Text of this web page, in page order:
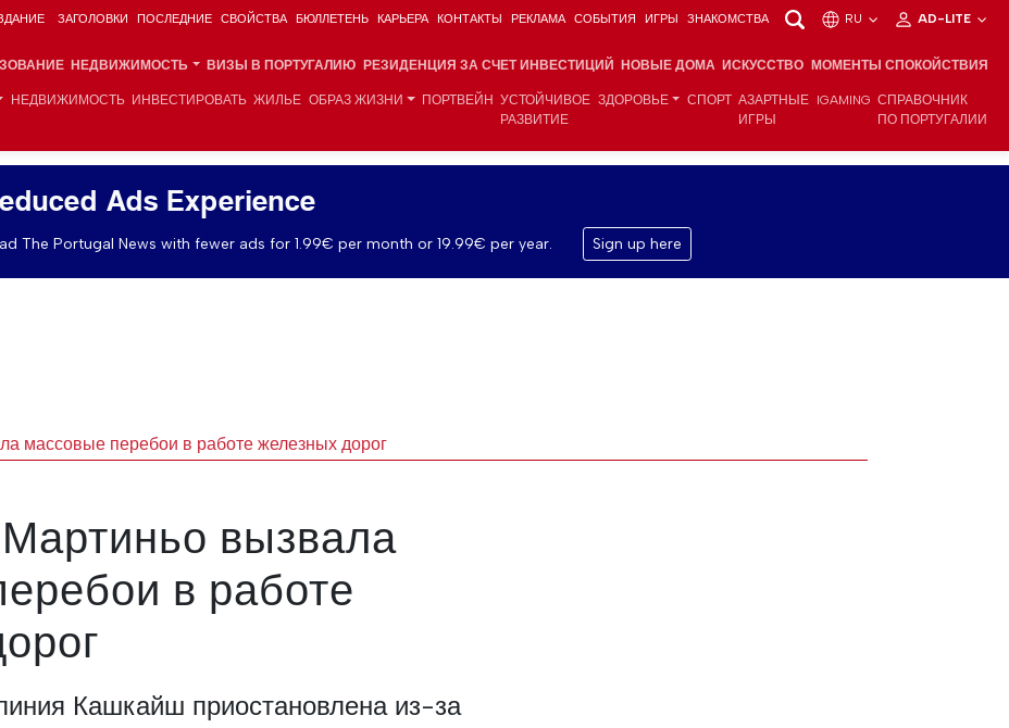
ЗАГОЛОВКИ ПОСЛЕДНИЕ СВОЙСТВА БЮЛЛЕТЕНЬ КАРЬЕРА КОНТАКТЫ РЕКЛАМА СОБЫТИЯ ИГРЫ ЗНАКОМСТВА RU AD-LITE
НЕДВИЖИМОСТЬ ВИЗЫ В ПОРТУГАЛИЮ РЕЗИДЕНЦИЯ ЗА СЧЕТ ИНВЕСТИЦИЙ НОВЫЕ ДОМА ИСКУССТВО МОМЕНТЫ СПОКОЙСТВИЯ
НЕДВИЖИМОСТЬ ИНВЕСТИРОВАТЬ ЖИЛЬЕ ОБРАЗ ЖИЗНИ ПОРТВЕЙН УСТОЙЧИВОЕ
РАЗВИТИЕ
ЗДОРОВЬЕ СПОРТ АЗАРТНЫЕ
ИГРЫ
IGAMING СПРАВОЧНИК
ПО ПОРТУГАЛИИ
Ads Experience
The Portugal News with fewer ads for 1.99€ per month or 19.99€ per year. Sign up here
массовые перебои в работе железных дорог
вызвала
в работе
Кашкайш приостановлена из-за